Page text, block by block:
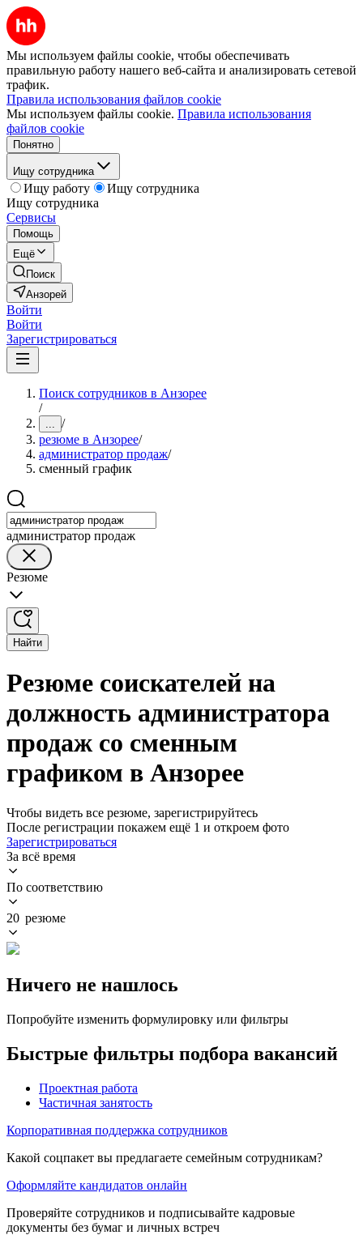
Мы используем файлы cookie, чтобы обеспечивать
правильную работу нашего веб-сайта и анализировать сетевой
трафик.
Правила использования файлов cookie
Мы используем файлы cookie. Правила использования
файлов cookie
Понятно
Ищу сотрудника
Ищу работу
Ищу сотрудника
Ищу сотрудника
Сервисы
Помощь
Ещё
Поиск
Анзорей
Войти
Войти
Зарегистрироваться
Поиск сотрудников в Анзорее
/
... /
резюме в Анзорее/
администратор продаж/
сменный график
администратор продаж
Резюме
Найти
Резюме соискателей на
должность администратора
продаж со сменным
графиком в Анзорее
Чтобы видеть все резюме, зарегистрируйтесь
После регистрации покажем ещё 1 и откроем фото
Зарегистрироваться
За всё время
По соответствию
20 резюме
Ничего не нашлось
Попробуйте изменить формулировку или фильтры
Быстрые фильтры подбора вакансий
Проектная работа
Частичная занятость
Корпоративная поддержка сотрудников
Какой соцпакет вы предлагаете семейным сотрудникам?
Оформляйте кандидатов онлайн
Проверяйте сотрудников и подписывайте кадровые
документы без бумаг и личных встреч